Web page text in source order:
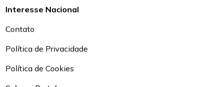
Interesse Nacional
Contato
Política de Privacidade
Política de Cookies